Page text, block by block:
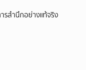
รสำนึกอย่างแท้จริง